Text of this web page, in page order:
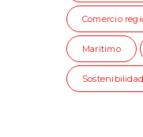
Comercio
Marítimo
Sostenibilidad